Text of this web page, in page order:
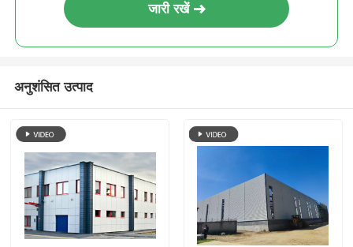
जारी रखें
अनुशंसित उत्पाद